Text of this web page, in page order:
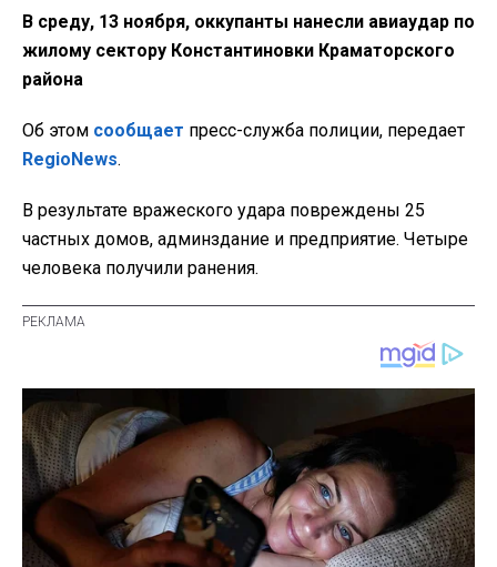
В среду, 13 ноября, оккупанты нанесли авиаудар по
жилому сектору Константиновки Краматорского
района
Об этом сообщает пресс-служба полиции, передает
RegioNews.
В результате вражеского удара повреждены 25
частных домов, админздание и предприятие. Четыре
человека получили ранения.